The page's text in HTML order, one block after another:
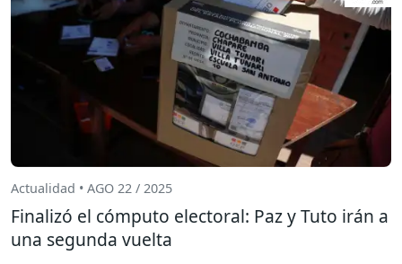
Actualidad • AGO 22 / 2025
Finalizó el cómputo electoral: Paz y Tuto irán a
una segunda vuelta